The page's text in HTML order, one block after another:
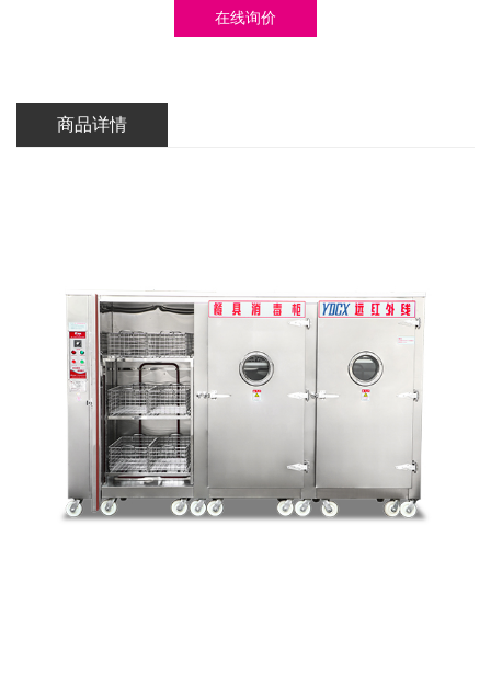
在线询价
商品详情